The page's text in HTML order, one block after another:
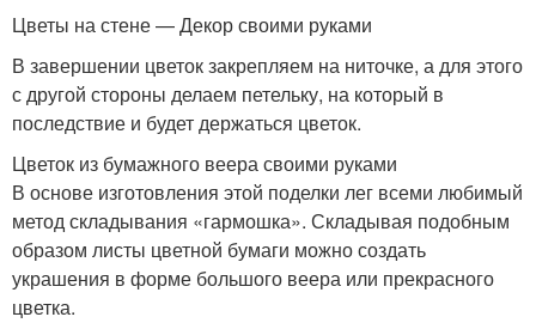
Цветы на стене — Декор своими руками
В завершении цветок закрепляем на ниточке, а для этого
с другой стороны делаем петельку, на который в
последствие и будет держаться цветок.
Цветок из бумажного веера своими руками
В основе изготовления этой поделки лег всеми любимый
метод складывания «гармошка». Складывая подобным
образом листы цветной бумаги можно создать
украшения в форме большого веера или прекрасного
цветка.